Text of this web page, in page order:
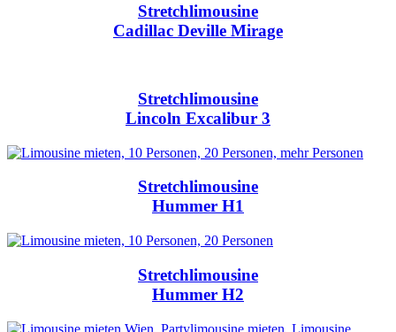
Stretchlimousine
Cadillac Deville Mirage
Stretchlimousine
Lincoln Excalibur 3
Stretchlimousine
Hummer H1
Stretchlimousine
Hummer H2